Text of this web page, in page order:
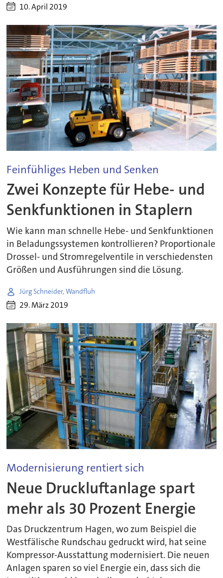
10. April 2019
Feinfühliges Heben und Senken
Zwei Konzepte für Hebe- und
Senkfunktionen in Staplern
Wie kann man schnelle Hebe- und Senkfunktionen
in Beladungssystemen kontrollieren? Proportionale
Drossel- und Stromregelventile in verschiedensten
Größen und Ausführungen sind die Lösung.
Jürg Schneider, Wandfluh
29. März 2019
Modernisierung rentiert sich
Neue Druckluftanlage spart
mehr als 30 Prozent Energie
Das Druckzentrum Hagen, wo zum Beispiel die
Westfälische Rundschau gedruckt wird, hat seine
Kompressor-Ausstattung modernisiert. Die neuen
Anlagen sparen so viel Energie ein, dass sich die